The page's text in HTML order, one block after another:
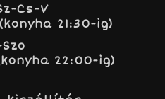
Cs-V
21:30-ig)
22:00-ig)